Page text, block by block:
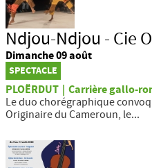
Ndjou-Ndjou - Cie
Dimanche 09 août
SPECTACLE
PLOËRDUT
Carrière gallo-
Le duo chorégraphique
Originaire du Cameroun, le...